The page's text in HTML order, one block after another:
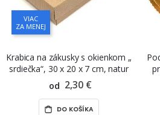
VIAC
ZA MENEJ
Krabica na zákusky s okienkom „
srdiečka“, 30 x 20 x 7 cm, natur
od 2,30 €
DO KOŠÍKA